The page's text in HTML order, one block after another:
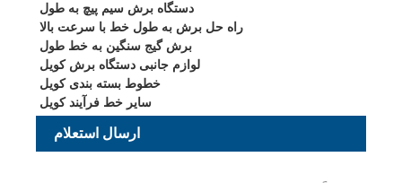
دستگاه برش سیم پیچ به طول
راه حل برش به طول خط با سرعت بالا
برش گیج سنگین به خط طول
لوازم جانبی دستگاه برش کویل
خطوط بسته بندی کویل
سایر خط فرآیند کویل
ارسال استعلام